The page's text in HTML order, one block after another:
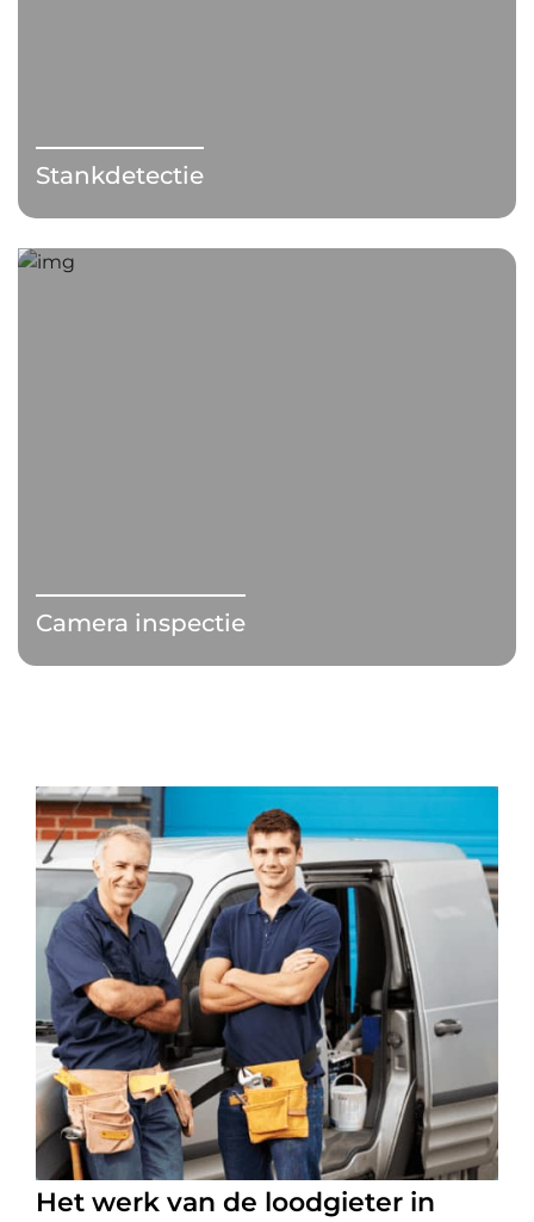
Stankdetectie
Camera inspectie
Het werk van de loodgieter in